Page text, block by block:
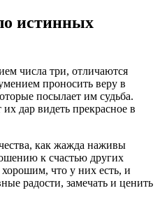
истинных
числа три, отличаются
проносить веру в
посылает им судьба.
дар видеть прекрасное в
как жажда наживы
к счастью других
что у них есть, и
радости, замечать и ценить